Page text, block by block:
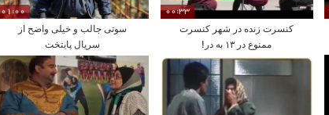
00:33
کنسرت زنده در شهر کنسرت
ممنوع در ۱۳ به در!
01:00
سوتی جالب و خیلی واضح از
سریال پایتخت